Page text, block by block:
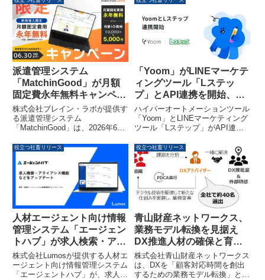
分析レポートを公開しました。設
立間もないベンチャー企業が大手
企業の責任者からアポイントを獲
得した検証結果とその考察、そし
て営業実務への提言について解説
します。
始しました。本講座では、日本語
と英語の読み書き困難への具体的
な支援方法を体系的に学ぶことが
できます。
派遣管理システム
「MatchinGood」が月額
固定費永年無料キャンペー
ンを2026年6月末まで実施
株式会社ブレイン・ラボが提供す
る派遣管理システム
「MatchinGood」は、2026年6月
定費が永年無料となり、月額アカ
ウント費用も永年50％OFFとな
る特別キャンペーンを開始しまし
た。このキャンペーンは、業務プ
ロセスの見直しやシステム予算の
最適化を検討している企業にとっ
て、大幅なコスト削減と利益率改
善の機会を提供します。
「Yoom」がLINEマーケテ
ィングツール「Lステッ
プ」とAPI連携を開始、多
様な業務自動化を推進
ハイパーオートメーションツール
「Yoom」とLINEマーケティング
ツール「Lステップ」がAPI連携
Yoomが連携する750以上のアプ
リとLステップを組み合わせた多
様なマーケティング業務の自動化
が可能となり、手作業の削減とタ
イムリーな顧客対応が期待されま
す。
役立つ社畜リリース
人材エージェント向け情報
管理システム「エージェン
トハブ」が求人検索・アラ
イアンス機能をアップデー
ト
株式会社Lumosが提供する人材エ
ージェント向け情報管理システム
「エージェントハブ」が、求人検
役立つ社畜リリース
青山財産ネットワークス、
業務モデル転換を見据え
DX推進人材の確保と育成
を加速
株式会社青山財産ネットワークス
は、DXを「顧客対応時間を創出
するための業務モデル転換」と位